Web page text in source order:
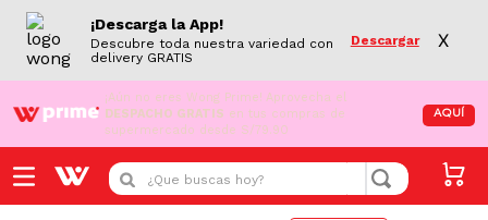
¡Descarga la App!
Descubre toda nuestra variedad con
delivery GRATIS
Descargar X
¡Aún no eres Wong Prime! Aprovecha el
DESPACHO GRATIS en tus compras de
supermercado desde S/79.90
AQUÍ
¿Que buscas hoy?